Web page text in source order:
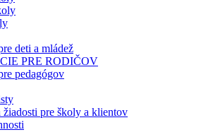
deti a mládež
PRE RODIČOV
pedagógov
žiadosti pre školy a klientov